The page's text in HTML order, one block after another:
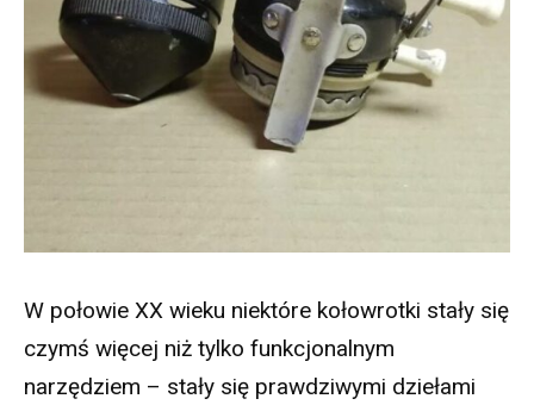
W połowie XX wieku niektóre kołowrotki stały się
czymś więcej niż tylko funkcjonalnym
narzędziem – stały się prawdziwymi dziełami